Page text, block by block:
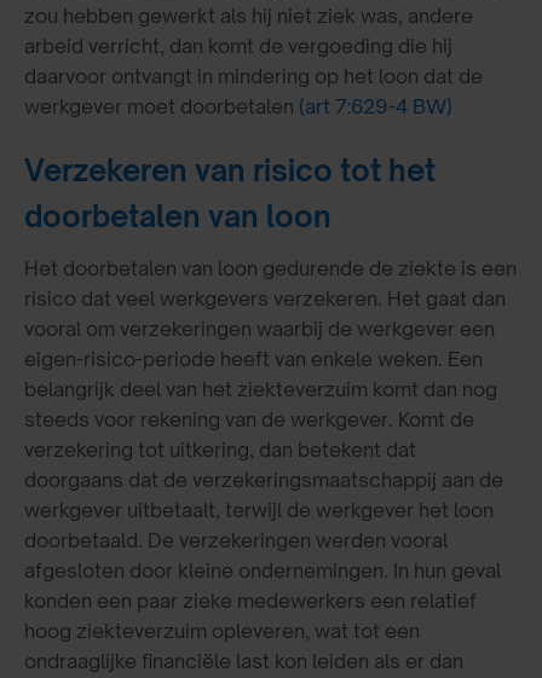
zou hebben gewerkt als hij niet ziek was, andere
arbeid verricht, dan komt de vergoeding die hij
daarvoor ontvangt in mindering op het loon dat de
werkgever moet doorbetalen (art 7:629-4 BW)
Verzekeren van risico tot het
doorbetalen van loon
Het doorbetalen van loon gedurende de ziekte is een
risico dat veel werkgevers verzekeren. Het gaat dan
vooral om verzekeringen waarbij de werkgever een
eigen-risico-periode heeft van enkele weken. Een
belangrijk deel van het ziekteverzuim komt dan nog
steeds voor rekening van de werkgever. Komt de
verzekering tot uitkering, dan betekent dat
doorgaans dat de verzekeringsmaatschappij aan de
werkgever uitbetaalt, terwijl de werkgever het loon
doorbetaald. De verzekeringen werden vooral
afgesloten door kleine ondernemingen. In hun geval
konden een paar zieke medewerkers een relatief
hoog ziekteverzuim opleveren, wat tot een
ondraaglijke financiële last kon leiden als er dan